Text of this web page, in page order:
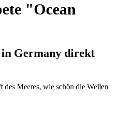
"Ocean
in Germany direkt
Meeres, wie schön die Wellen